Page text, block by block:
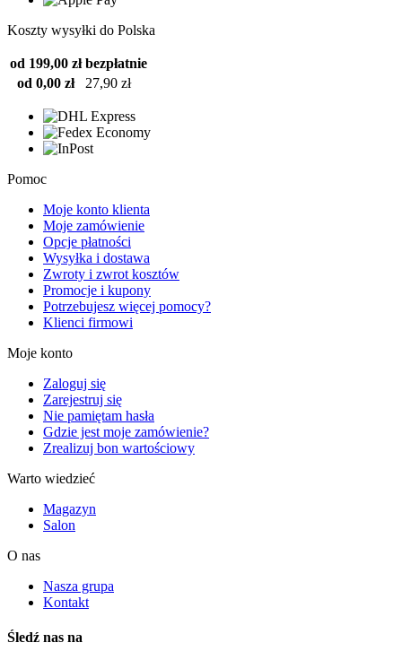
Koszty wysyłki do Polska
od 199,00 zł bezpłatnie
od 0,00 zł
27,90 zł
Pomoc
Moje konto klienta
Moje zamówienie
Opcje płatności
Wysyłka i dostawa
Zwroty i zwrot kosztów
Promocje i kupony
Potrzebujesz więcej pomocy?
Klienci firmowi
Moje konto
Zaloguj się
Zarejestruj się
Nie pamiętam hasła
Gdzie jest moje zamówienie?
Zrealizuj bon wartościowy
Warto wiedzieć
Magazyn
Salon
O nas
Nasza grupa
Kontakt
Śledź nas na